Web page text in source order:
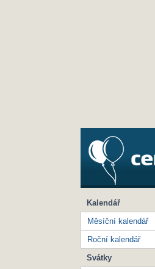
Kalendář
Měsíční kalendář
Roční kalendář
Svátky